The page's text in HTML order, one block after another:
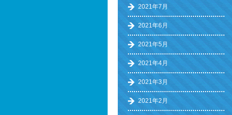
2021年7月
2021年6月
2021年5月
2021年4月
2021年3月
2021年2月